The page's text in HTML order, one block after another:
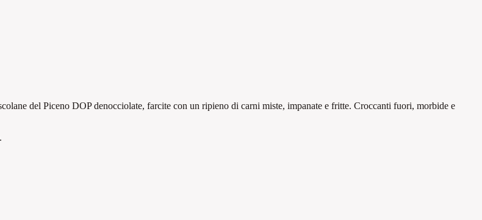
del Piceno DOP denocciolate, farcite con un ripieno di carni miste, impanate e fritte. Croccanti fuori, morbide e